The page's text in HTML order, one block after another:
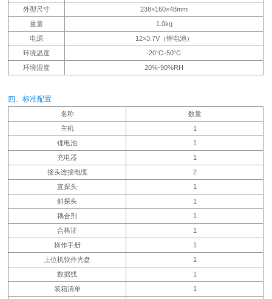
外型尺寸
238×160×48mm
重量
1.0kg
电源
12×3.7V（锂电池）
环境温度
-20℃-50℃
环境湿度
20%-90%RH
四、标准配置
名称
数量
主机
1
锂电池
1
充电器
1
接头连接电缆
2
直探头
1
斜探头
1
耦合剂
1
合格证
1
操作手册
1
上位机软件光盘
1
数据线
1
装箱清单
1